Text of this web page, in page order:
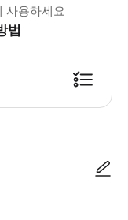
사용하세요
법